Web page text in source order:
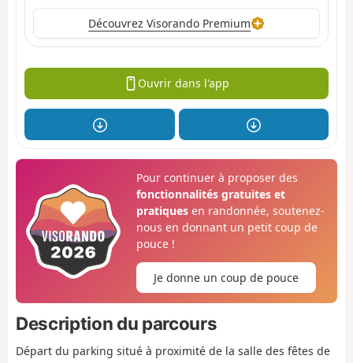
Découvrez Visorando Premium
Ouvrir dans l'app
Pour continuer à proposer des
fonctionnalités gratuites et
pratiquesen randonnée, soutenez-
nous en donnant un petit coup de
pouce !
Je donne un coup de pouce
Description du parcours
Départ du parking situé à proximité de la salle des fêtes de